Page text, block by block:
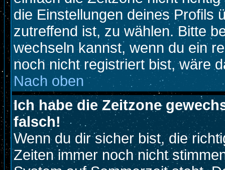
die Einstellungen deines Profils
zutreffend ist, zu wählen. Bitte
wechseln kannst, wenn du ein
noch nicht registriert bist, wäre
Nach oben
Ich habe die Zeitzone
falsch!
Wenn du dir sicher bist, die
Zeiten immer noch nicht